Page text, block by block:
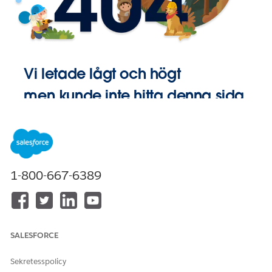
Vi letade lågt och högt
men kunde inte hitta denna sida.
1-800-667-6389
SALESFORCE
Sekretesspolicy